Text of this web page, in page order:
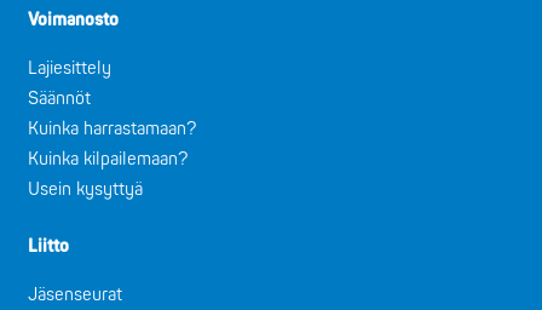
Voimanosto
Lajiesittely
Säännöt
Kuinka harrastamaan?
Kuinka kilpailemaan?
Usein kysyttyä
Liitto
Jäsenseurat